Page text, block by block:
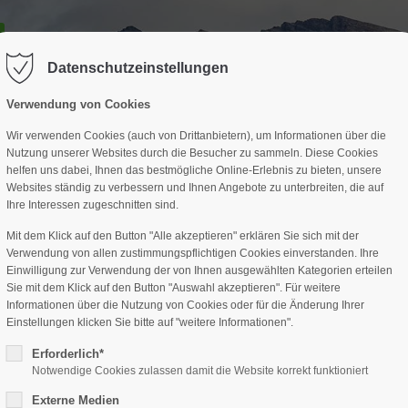
"offcanvas-col2" existiert leider
Der Eintrag "offcanvas-col3"
nicht.
Datenschutzeinstellungen
Verwendung von Cookies
Wir verwenden Cookies (auch von Drittanbietern), um Informationen über die
Nutzung unserer Websites durch die Besucher zu sammeln. Diese Cookies
helfen uns dabei, Ihnen das bestmögliche Online-Erlebnis zu bieten, unsere
Websites ständig zu verbessern und Ihnen Angebote zu unterbreiten, die auf
Ihre Interessen zugeschnitten sind.
Mit dem Klick auf den Button "Alle akzeptieren" erklären Sie sich mit der
Verwendung von allen zustimmungspflichtigen Cookies einverstanden. Ihre
Einwilligung zur Verwendung der von Ihnen ausgewählten Kategorien erteilen
Sie mit dem Klick auf den Button "Auswahl akzeptieren". Für weitere
Informationen über die Nutzung von Cookies oder für die Änderung Ihrer
Einstellungen klicken Sie bitte auf "weitere Informationen".
Erforderlich*
Notwendige Cookies zulassen damit die Website korrekt funktioniert
Externe Medien